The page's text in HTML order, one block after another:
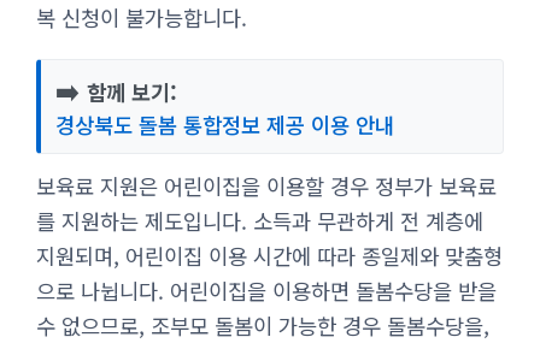
복 신청이 불가능합니다.
➡️ 함께 보기:
경상북도 돌봄 통합정보 제공 이용 안내
보육료 지원은 어린이집을 이용할 경우 정부가 보육료
를 지원하는 제도입니다. 소득과 무관하게 전 계층에
지원되며, 어린이집 이용 시간에 따라 종일제와 맞춤형
으로 나뉩니다. 어린이집을 이용하면 돌봄수당을 받을
수 없으므로, 조부모 돌봄이 가능한 경우 돌봄수당을,